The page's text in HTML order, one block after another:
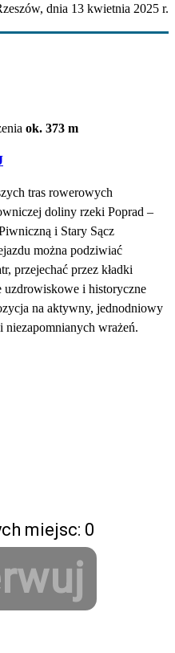
dnia 13 kwietnia 2025 r.
ok. 373 m
tras rowerowych
doliny rzeki Poprad –
i Stary Sącz
można podziwiać
przejechać przez kładki
uzdrowiskowe i historyczne
na aktywny, jednodniowy
wrażeń.